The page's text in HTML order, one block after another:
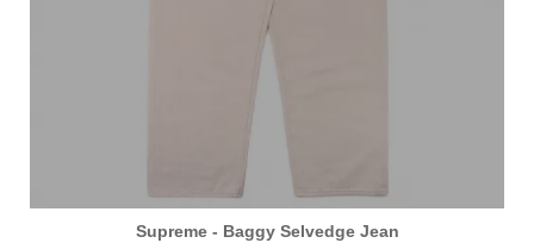
Supreme - Baggy Selvedge Jean